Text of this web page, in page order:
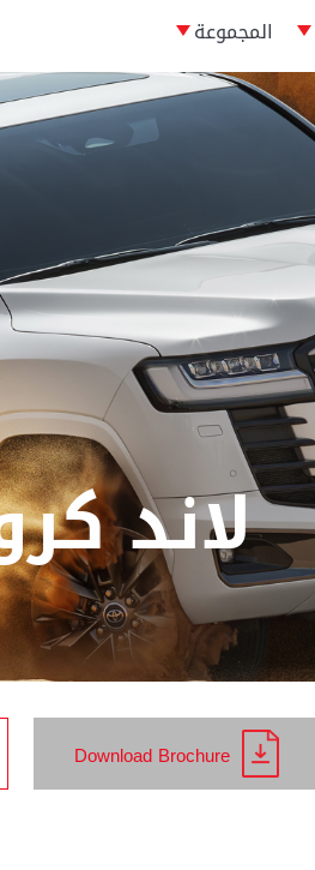
المجموعة
لاند
Download Brochure